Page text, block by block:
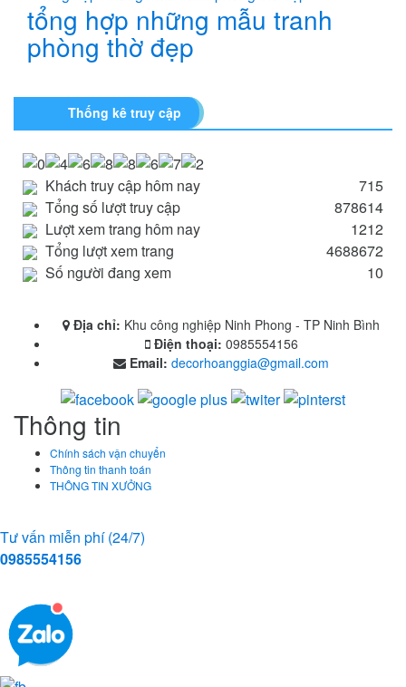
tổng hợp những mẫu tranh
phòng thờ đẹp
Thống kê truy cập
Khách truy cập hôm nay
715
Tổng số lượt truy cập
878614
Lượt xem trang hôm nay
1212
Tổng lượt xem trang
4688672
Số người đang xem
10
Địa chỉ: Khu công nghiệp Ninh Phong - TP Ninh Bình
Điện thoại: 0985554156
Email: decorhoanggia@gmail.com
Thông tin
Chính sách vận chuyển
Thông tin thanh toán
THÔNG TIN XƯỞNG
Tư vấn miễn phí (24/7)
0985554156